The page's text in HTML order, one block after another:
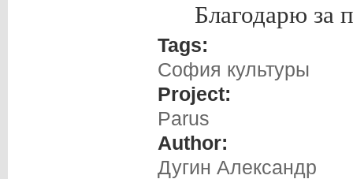
Благодарю за
Tags:
София культуры
Project:
Parus
Author:
Дугин Александр